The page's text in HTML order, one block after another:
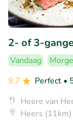
2- of 3-
Vandaag
9.7
Perfect •
Heere van
Heers (11km)